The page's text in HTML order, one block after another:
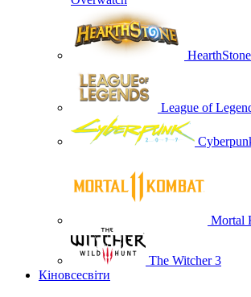
HearthStone
League of
Mortal
The Witcher 3
Кіновсесвіти